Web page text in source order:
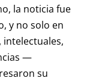
la noticia fue
y no solo en
intelectuales,
—
su